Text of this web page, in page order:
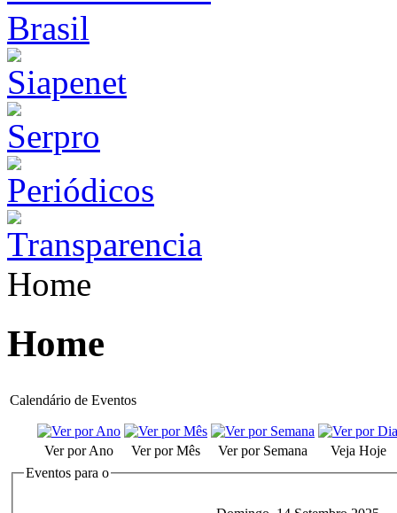
Home
Home
Calendário de Eventos
Ver por Ano Ver por Mês Ver por Semana
Veja Hoje
Eventos para o